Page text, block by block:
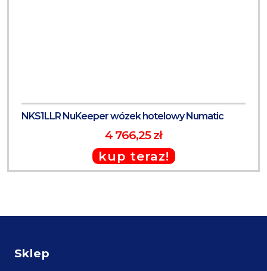
NKS1LLR NuKeeper wózek hotelowy Numatic
4 766,25 zł
kup teraz!
Sklep